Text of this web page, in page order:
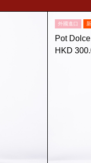
外國進口
Pot
HKD